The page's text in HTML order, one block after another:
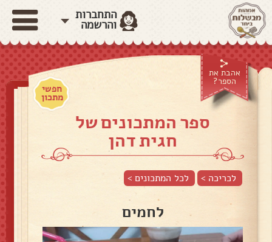
התחברות
והרשמה
אהבת את
הספר?
חפשי
מתכון
ספר המתכונים של
חגית דהן
לכריכה > לכל המתכונים >
לחמים